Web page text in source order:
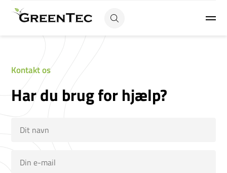
Kontakt os
Har du brug for hjælp?